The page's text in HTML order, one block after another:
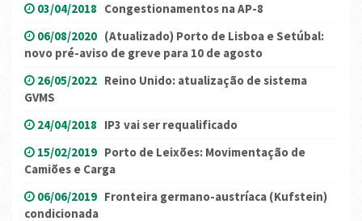
03/04/2018 Congestionamentos na AP-8
06/08/2020 (Atualizado) Porto de Lisboa e Setúbal:
novo pré-aviso de greve para 10 de agosto
26/05/2022 Reino Unido: atualização de sistema
GVMS
24/04/2018 IP3 vai ser requalificado
15/02/2019 Porto de Leixões: Movimentação de
Camiões e Carga
06/06/2019 Fronteira germano-austríaca (Kufstein)
condicionada